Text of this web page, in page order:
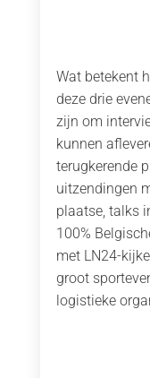
Wat betekent
deze drie
zijn om
kunnen
terugkerende
uitzendingen
plaatse, talks
100%
met LN24-
groot
logistieke